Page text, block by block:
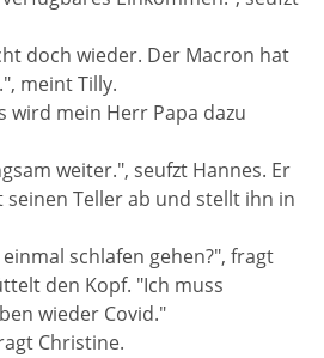
doch wieder. Der Macron hat
meint Tilly.
wird mein Herr Papa dazu
weiter.", seufzt Hannes. Er
Teller ab und stellt ihn in
schlafen gehen?", fragt
den Kopf. "Ich muss
wieder Covid."
Christine.